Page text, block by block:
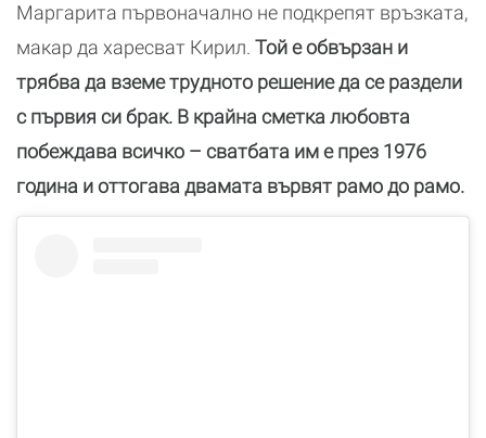
Маргарита първоначално не подкрепят връзката,
макар да харесват Кирил. Той е обвързан и
трябва да вземе трудното решение да се раздели
с първия си брак. В крайна сметка любовта
побеждава всичко – сватбата им е през 1976
година и оттогава двамата вървят рамо до рамо.